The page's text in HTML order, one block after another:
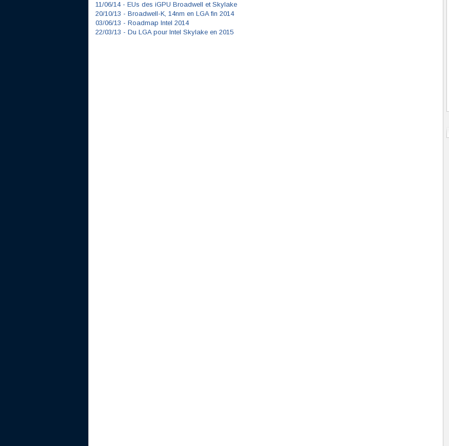
11/06/14 - EUs des iGPU Broadwell et Skylake
20/10/13 - Broadwell-K, 14nm en LGA fin 2014
03/06/13 - Roadmap Intel 2014
22/03/13 - Du LGA pour Intel Skylake en 2015